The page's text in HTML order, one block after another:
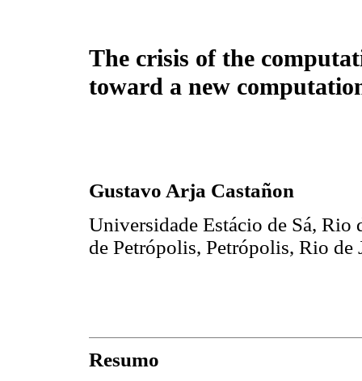
The crisis of the
toward a new
Gustavo Arja Castañon
Universidade Estácio de Sá,
de Petrópolis, Petrópolis, Rio de
Resumo